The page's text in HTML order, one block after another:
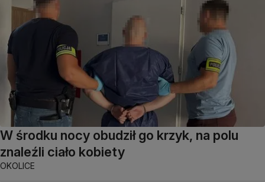
W środku nocy obudził go krzyk, na polu
znaleźli ciało kobiety
OKOLICE